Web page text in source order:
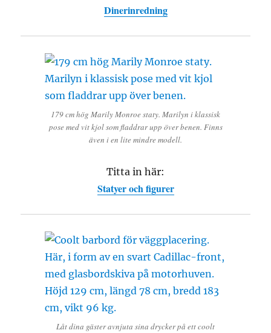
Dinerinredning
179 cm hög Marily Monroe staty. Marilyn i klassisk
pose med vit kjol som fladdrar upp över benen. Finns
även i en lite mindre modell.
Titta in här:
Statyer och figurer
Låt dina gäster avnjuta sina drycker på ett coolt